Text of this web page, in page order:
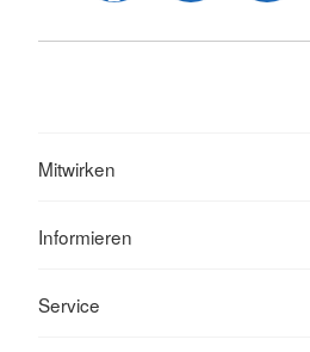
Mitwirken
Informieren
Service